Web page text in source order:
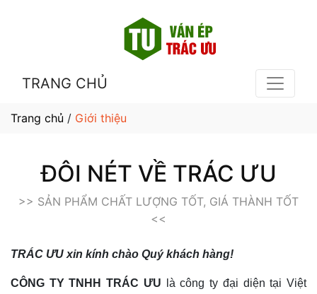
TRANG CHỦ
Trang chủ / Giới thiệu
ĐÔI NÉT VỀ TRÁC ƯU
>> SẢN PHẨM CHẤT LƯỢNG TỐT, GIÁ THÀNH TỐT
<<
TRÁC ƯU xin kính chào Quý khách hàng!
CÔNG TY TNHH TRÁC ƯU là công ty đại diện tại Việt